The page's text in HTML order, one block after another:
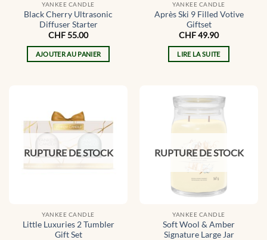
YANKEE CANDLE
Black Cherry Ultrasonic
Diffuser Starter
CHF55.00
AJOUTER AU PANIER
YANKEE CANDLE
Après Ski 9 Filled Votive
Giftset
CHF49.90
LIRE LA SUITE
RUPTURE DE STOCK
YANKEE CANDLE
Little Luxuries 2 Tumbler
Gift Set
RUPTURE DE STOCK
YANKEE CANDLE
Soft Wool & Amber
Signature Large Jar